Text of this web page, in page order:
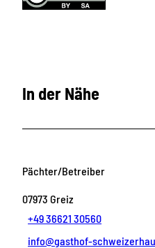
In der Nähe
Pächter/Betreiber
07973 Greiz
+49 36621 30560
info@gasthof-